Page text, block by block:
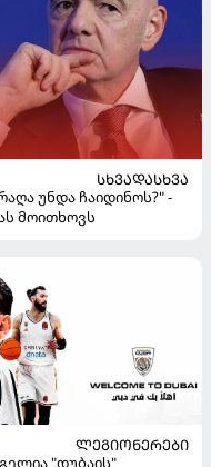
ᲡᲮᲕᲐᲓᲐᲡᲮᲕᲐ
უნდა ჩაიდინოს?" -
მოითხოვს
ᲚᲔᲒᲘᲝᲜᲔᲠᲔᲑᲘ
"დუბაის"